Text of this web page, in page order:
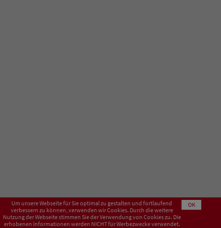
Um unsere Webseite für Sie optimal zu gestalten und fortlaufend
verbessern zu können, verwenden wir Cookies. Durch die weitere
Nutzung der Webseite stimmen Sie der Verwendung von Cookies zu. Die
erhobenen Informationen werden NICHT für Werbezwecke verwendet.
OK